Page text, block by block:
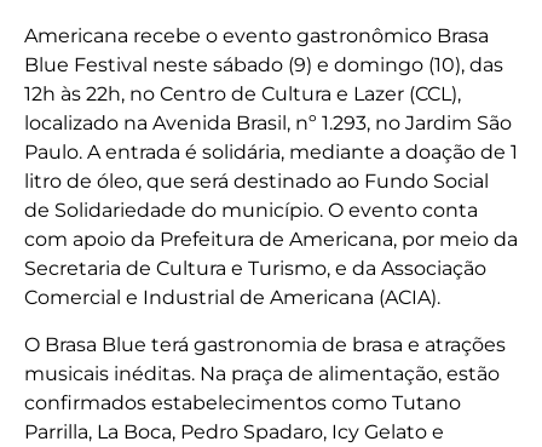
Americana recebe o evento gastronômico Brasa
Blue Festival neste sábado (9) e domingo (10), das
12h às 22h, no Centro de Cultura e Lazer (CCL),
localizado na Avenida Brasil, nº 1.293, no Jardim São
Paulo. A entrada é solidária, mediante a doação de 1
litro de óleo, que será destinado ao Fundo Social
de Solidariedade do município. O evento conta
com apoio da Prefeitura de Americana, por meio da
Secretaria de Cultura e Turismo, e da Associação
Comercial e Industrial de Americana (ACIA).
O Brasa Blue terá gastronomia de brasa e atrações
musicais inéditas. Na praça de alimentação, estão
confirmados estabelecimentos como Tutano
Parrilla, La Boca, Pedro Spadaro, Icy Gelato e